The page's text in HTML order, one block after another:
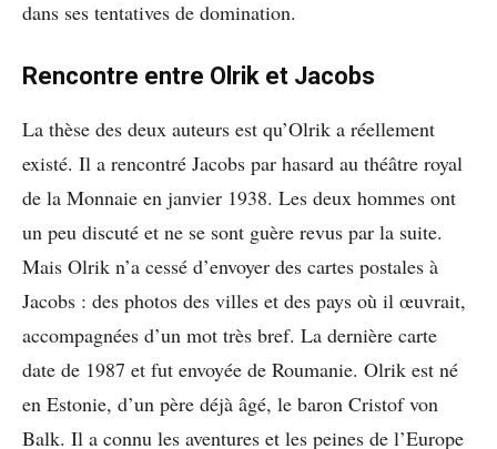
dans ses tentatives de domination.
Rencontre entre Olrik et Jacobs
La thèse des deux auteurs est qu’Olrik a réellement
existé. Il a rencontré Jacobs par hasard au théâtre royal
de la Monnaie en janvier 1938. Les deux hommes ont
un peu discuté et ne se sont guère revus par la suite.
Mais Olrik n’a cessé d’envoyer des cartes postales à
Jacobs : des photos des villes et des pays où il œuvrait,
accompagnées d’un mot très bref. La dernière carte
date de 1987 et fut envoyée de Roumanie. Olrik est né
en Estonie, d’un père déjà âgé, le baron Cristof von
Balk. Il a connu les aventures et les peines de l’Europe